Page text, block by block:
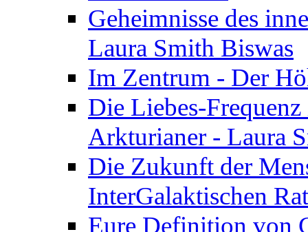
Geheimnisse des
Laura Smith Biswas
Im Zentrum - Der
Die Liebes-
Arkturianer - Laura
Die Zukunft der
InterGalaktischen
Eure Definition von